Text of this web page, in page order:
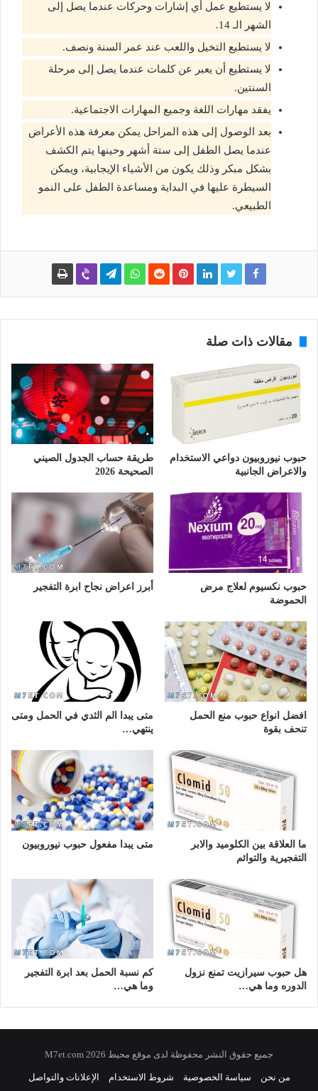
لا يستطيع عمل أي إشارات وحركات عندما يصل إلى
الشهر الـ 14.
لا يستطيع التخيل واللعب عند عمر السنة ونصف.
لا يستطيع أن يعبر عن كلمات عندما يصل إلى مرحلة
السنتين.
يفقد مهارات اللغة وجميع المهارات الاجتماعية.
بعد الوصول إلى هذه المراحل يمكن معرفة هذه الأعراض
عندما يصل الطفل إلى ستة أشهر وحينها يتم الكشف
بشكل مبكر وذلك يكون من الأشياء الإيجابية، ويمكن
السيطرة عليها في البداية ومساعدة الطفل على النمو
الطبيعي.
مقالات ذات صلة
حبوب نيوروبيون دواعي الاستخدام
والاعراض الجانبية
طريقة حساب الجدول الصيني
الصحيحة 2026
حبوب نكسيوم لعلاج مرض
الحموضة
أبرز اعراض نجاح ابرة التفجير
افضل انواع حبوب منع الحمل
تنحف بقوة
متى يبدا الم الثدي في الحمل ومتى
ينتهي…
ما العلاقة بين الكلوميد والابر
التفجيرية والتوائم
متى يبدا مفعول حبوب نيوروبيون
هل حبوب سيرازيت تمنع نزول
الدوره وما هي…
كم نسبة الحمل بعد ابرة التفجير
وما هي…
جميع حقوق النشر محفوظة لدى موقع محيط 2026 M7et.com
من نحن سياسة الخصوصية شروط الاستخدام الإعلانات والتواصل